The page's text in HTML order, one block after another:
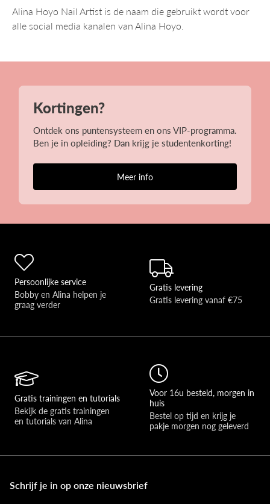
Alina Hoyo Nail Artist is de naam die gebruikt wordt voor
alle social media kanalen van Alina Hoyo.
Kortingen?
Ontdek ons puntensysteem en ons VIP-programma.
Ben je in opleiding? Dan krijg je studentenkorting!
Meer info
Persoonlijke service
Bobby en Alina helpen je
graag verder
Gratis levering
Gratis levering vanaf €75
Gratis trainingen en tutorials
Bekijk de gratis trainingen
en tutorials van Alina
Voor 16u besteld, morgen in
huis
Bestel op tijd en krijg je
pakje morgen nog geleverd
Schrijf je in op onze nieuwsbrief